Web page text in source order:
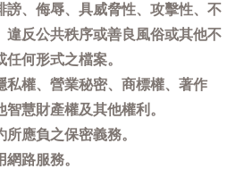
謗、侮辱、具威脅性、攻擊性、不
違反公共秩序或善良風俗或其他不
何形式之檔案。
私權、營業秘密、商標權、著作
慧財產權及其他權利。
應負之保密義務。
路服務。